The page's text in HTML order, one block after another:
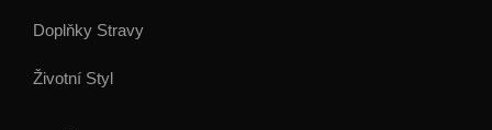
Doplňky Stravy
Životní Styl